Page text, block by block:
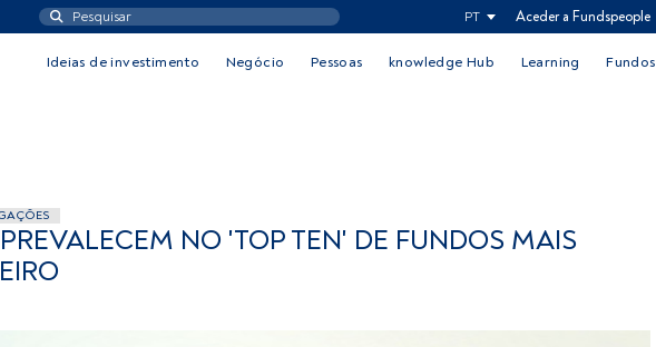
PT Aceder a Fundspeople
Ideias de investimento Negócio Pessoas knowledge Hub Learning Fundos
NO 'TOP TEN' DE FUNDOS MAIS